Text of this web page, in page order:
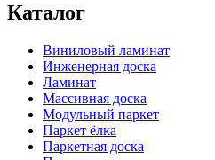
Каталог
Виниловый ламинат
Инженерная доска
Ламинат
Массивная доска
Модульный паркет
Паркет ёлка
Паркетная доска